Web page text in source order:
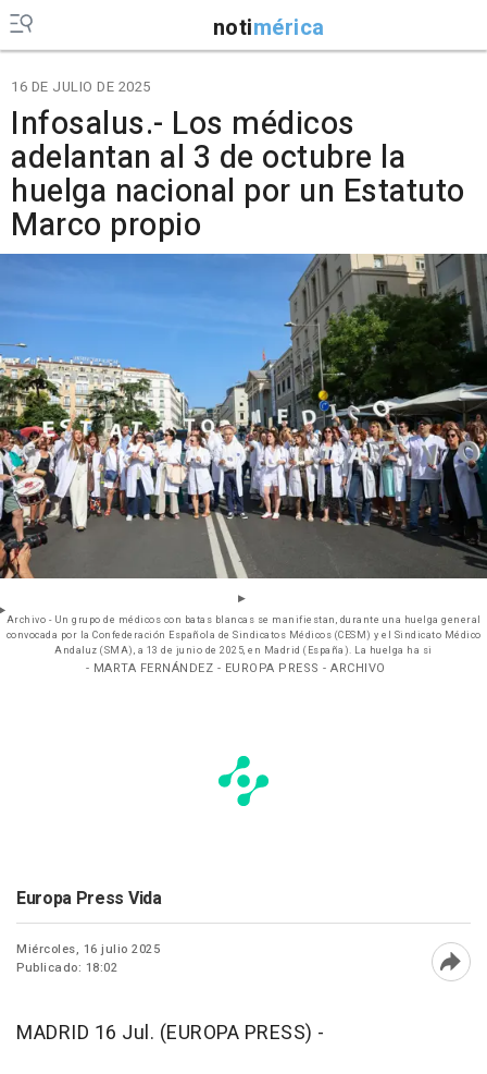
notimérica
16 DE JULIO DE 2025
Infosalus.- Los médicos
adelantan al 3 de octubre la
huelga nacional por un Estatuto
Marco propio
Archivo - Un grupo de médicos con batas blancas se manifiestan, durante una huelga general
convocada por la Confederación Española de Sindicatos Médicos (CESM) y el Sindicato Médico
Andaluz (SMA), a 13 de junio de 2025, en Madrid (España). La huelga ha si
- MARTA FERNÁNDEZ - EUROPA PRESS - ARCHIVO
Europa Press Vida
Miércoles, 16 julio 2025
Publicado: 18:02
MADRID 16 Jul. (EUROPA PRESS) -